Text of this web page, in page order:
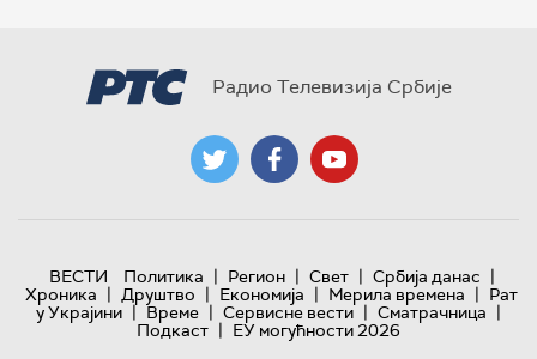
Радио Телевизија Србије
ВЕСТИ Политика | Регион | Свет | Србија данас |
Хроника | Друштво | Економија | Мерила времена | Рат
у Украјини | Време | Сервисне вести | Сматрачница |
Подкаст | ЕУ могућности 2026